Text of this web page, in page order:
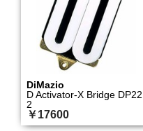
DiMazio
D Activator-X Bridge DP22
2
￥17600